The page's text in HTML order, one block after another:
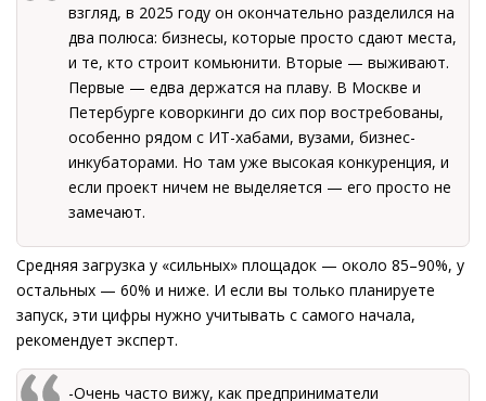
взгляд, в 2025 году он окончательно разделился на
два полюса: бизнесы, которые просто сдают места,
и те, кто строит комьюнити. Вторые — выживают.
Первые — едва держатся на плаву. В Москве и
Петербурге коворкинги до сих пор востребованы,
особенно рядом с ИТ-хабами, вузами, бизнес-
инкубаторами. Но там уже высокая конкуренция, и
если проект ничем не выделяется — его просто не
замечают.
Средняя загрузка у «сильных» площадок — около 85–90%, у
остальных — 60% и ниже. И если вы только планируете
запуск, эти цифры нужно учитывать с самого начала,
рекомендует эксперт.
-Очень часто вижу, как предприниматели